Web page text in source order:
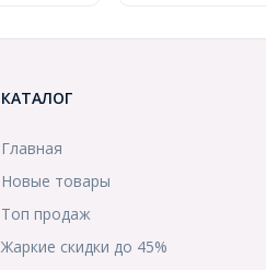
КАТАЛОГ
Главная
Новые товары
Топ продаж
Жаркие скидки до 45%